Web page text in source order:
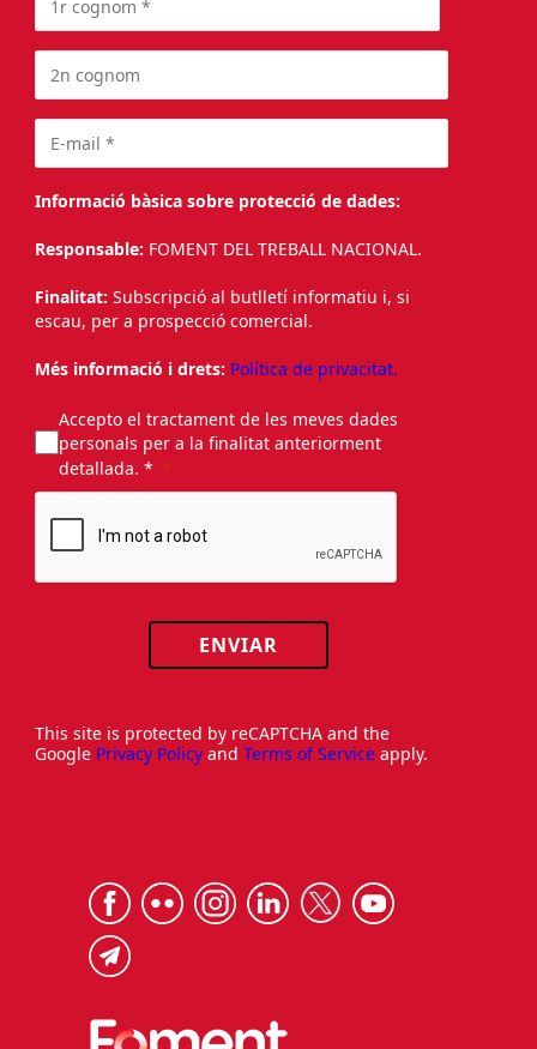
Informació bàsica sobre protecció de dades:
Responsable: FOMENT DEL TREBALL NACIONAL.
Finalitat: Subscripció al butlletí informatiu i, si
escau, per a prospecció comercial.
Més informació i drets: Política de privacitat.
Accepto el tractament de les meves dades
personals per a la finalitat anteriorment
detallada. *
ENVIAR
This site is protected by reCAPTCHA and the
Google Privacy Policy and Terms of Service apply.